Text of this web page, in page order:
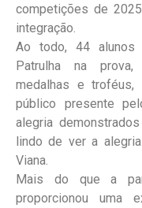
competições de
integração.
Ao todo, 44 alunos
Patrulha na prova,
medalhas e troféus,
público presente
alegria
lindo de ver a
Viana.
Mais do que a
proporcionou uma